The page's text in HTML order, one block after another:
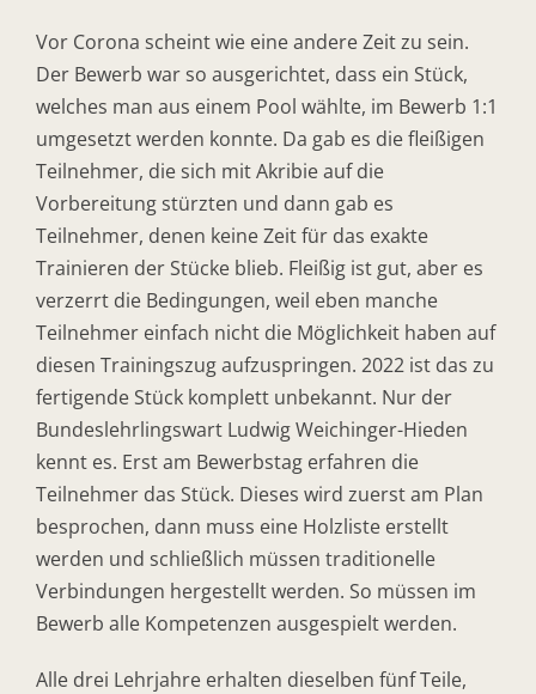
Vor Corona scheint wie eine andere Zeit zu sein.
Der Bewerb war so ausgerichtet, dass ein Stück,
welches man aus einem Pool wählte, im Bewerb 1:1
umgesetzt werden konnte. Da gab es die fleißigen
Teilnehmer, die sich mit Akribie auf die
Vorbereitung stürzten und dann gab es
Teilnehmer, denen keine Zeit für das exakte
Trainieren der Stücke blieb. Fleißig ist gut, aber es
verzerrt die Bedingungen, weil eben manche
Teilnehmer einfach nicht die Möglichkeit haben auf
diesen Trainingszug aufzuspringen. 2022 ist das zu
fertigende Stück komplett unbekannt. Nur der
Bundeslehrlingswart Ludwig Weichinger-Hieden
kennt es. Erst am Bewerbstag erfahren die
Teilnehmer das Stück. Dieses wird zuerst am Plan
besprochen, dann muss eine Holzliste erstellt
werden und schließlich müssen traditionelle
Verbindungen hergestellt werden. So müssen im
Bewerb alle Kompetenzen ausgespielt werden.
Alle drei Lehrjahre erhalten dieselben fünf Teile,